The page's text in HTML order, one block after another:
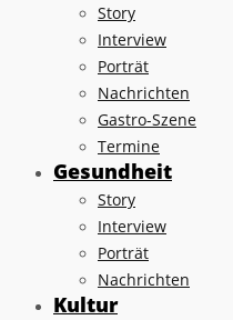
Story
Interview
Porträt
Nachrichten
Gastro-Szene
Termine
Gesundheit
Story
Interview
Porträt
Nachrichten
Kultur